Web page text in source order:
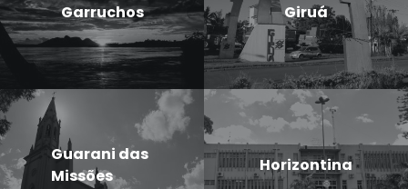
Garruchos Giruá
Guarani das
Missões
Horizontina